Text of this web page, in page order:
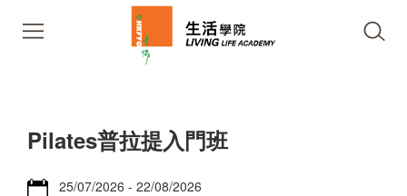
Pilates普拉提入門班
25/07/2026 - 22/08/2026